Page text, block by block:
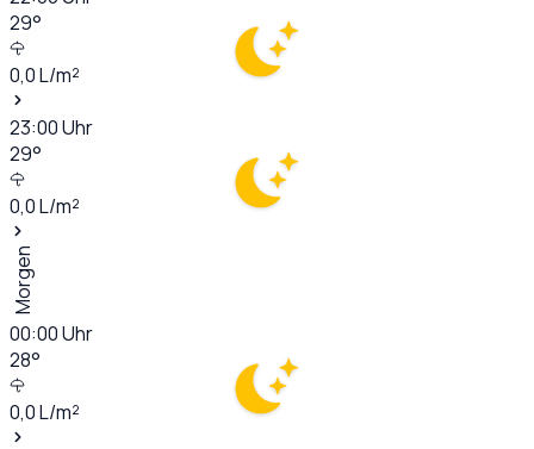
29°
0,0L/m²
23:00Uhr
29°
0,0L/m²
Morgen
00:00Uhr
28°
0,0L/m²